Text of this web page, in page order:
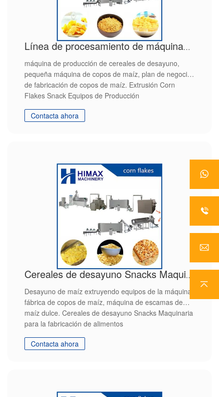
Línea de procesamiento de máquinas de proceso de copos de maíz
máquina de producción de cereales de desayuno,
pequeña máquina de copos de maíz, plan de negocios
de fabricación de copos de maíz. Extrusión Corn
Flakes Snack Equipos de Producción
Contacta ahora
Cereales de desayuno Snacks Maquinaria para la fabricación de alimentos
Desayuno de maíz extruyendo equipos de la máquina,
fábrica de copos de maíz, máquina de escamas de
maíz dulce. Cereales de desayuno Snacks Maquinaria
para la fabricación de alimentos
Contacta ahora